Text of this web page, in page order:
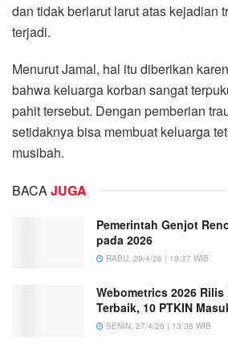
dan tidak berlarut larut atas kejadian
terjadi.
Menurut Jamal, hal itu diberikan
bahwa keluarga korban sangat
pahit tersebut. Dengan pemberian
setidaknya bisa membuat keluarga
musibah.
BACAJUGA
Pemerintah Genjot
pada 2026
RABU, 29/4/26 | 19:37 WIB
Webometrics 2026
Terbaik, 10 PTKIN
SENIN, 27/4/26 | 13:36 WIB